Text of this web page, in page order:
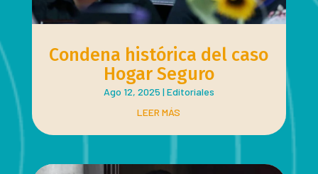
Condena histórica del caso
Hogar Seguro
Ago 12, 2025 | Editoriales
LEER MÁS